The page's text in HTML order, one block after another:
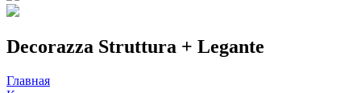
Decorazza Struttura + Legante
Главная